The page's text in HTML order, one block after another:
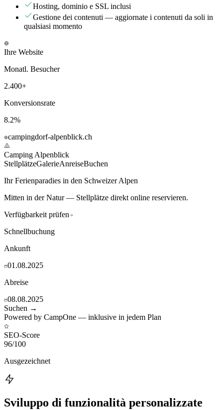
Hosting, dominio e SSL inclusi
Gestione dei contenuti — aggiornate i contenuti da soli in
qualsiasi momento
Ihre Website
Monatl. Besucher
2.400+
Konversionsrate
8.2%
campingdorf-alpenblick.ch
Camping Alpenblick
StellplätzeGalerieAnreiseBuchen
Ihr Ferienparadies in den Schweizer Alpen
Mitten in der Natur — Stellplätze direkt online reservieren.
Verfügbarkeit prüfen
Schnellbuchung
Ankunft
01.08.2025
Abreise
08.08.2025
Suchen →
Powered by CampOne — inklusive in jedem Plan
SEO-Score
96/100
Ausgezeichnet
Sviluppo di funzionalità personalizzate